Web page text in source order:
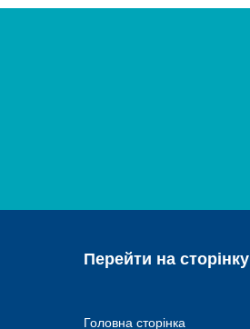
Перейти на сторінку
Головна сторінка